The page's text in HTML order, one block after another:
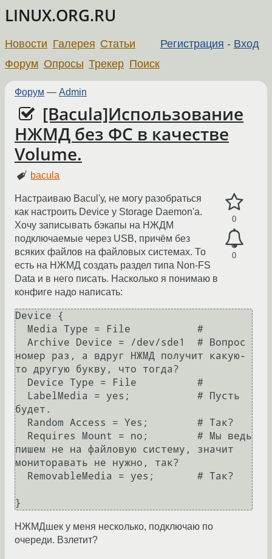
LINUX.ORG.RU
Регистрация - Вход
Новости Галерея Статьи
Форум Опросы Трекер Поиск
Форум — Admin
[Bacula]Использование
НЖМД без ФС в качестве
Volume.
bacula
0
0
Настраиваю Bacul'у, не могу разобраться
как настроить Device у Storage Daemon'а.
Хочу записывать бэкапы на НЖДМ
подключаемые через USB, причём без
всяких файлов на файловых системах. То
есть на НЖМД создать раздел типа Non-FS
Data и в него писать. Насколько я понимаю в
конфиге надо написать:
Device {
номер раз, а вдруг НЖМД получит какую-
то другую букву, что тогда?
будет.
пишем не на файловую систему, значит
мониторавать не нужно, так?
}
НЖМДшек у меня несколько, подключаю по
очереди. Взлетит?